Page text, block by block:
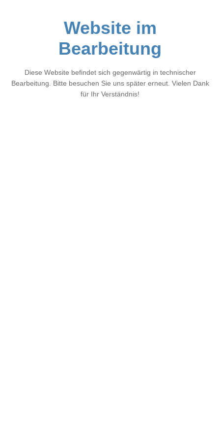
Website im
Bearbeitung
Diese Website befindet sich gegenwärtig in technischer
Bearbeitung. Bitte besuchen Sie uns später erneut. Vielen Dank
für Ihr Verständnis!